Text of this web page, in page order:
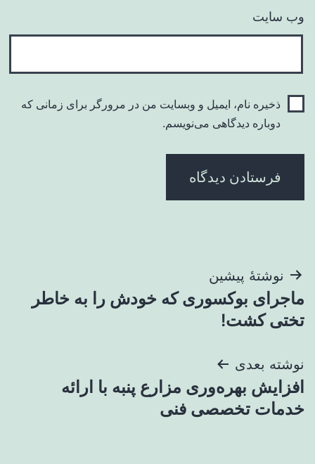
وب‌ سایت
ذخیره نام، ایمیل و وبسایت من در مرورگر برای زمانی که
دوباره دیدگاهی می‌نویسم.
راهبری
نوشته
نوشتهٔ پیشین
ماجرای بوکسوری که خودش را به خاطر
تختی کشت!
نوشته بعدی
افزایش بهره‌وری مزارع پنبه با ارائه
خدمات تخصصی فنی